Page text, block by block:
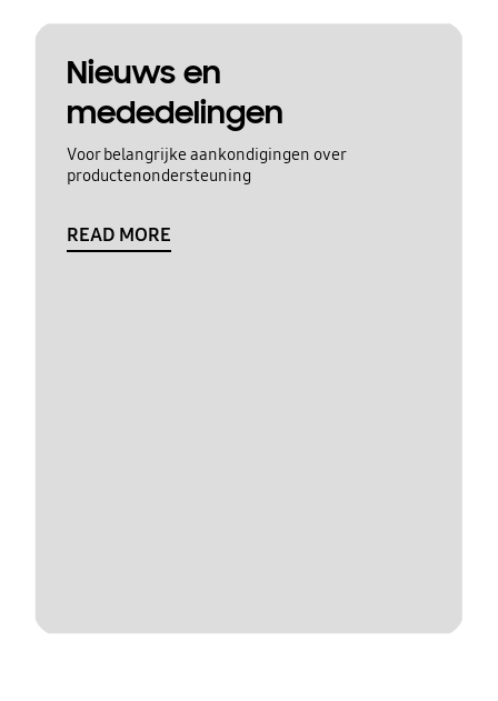
Nieuws en
mededelingen
Voor belangrijke aankondigingen over
productenondersteuning
READ MORE